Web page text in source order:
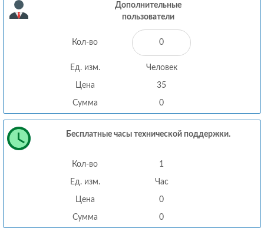
Дополнительные
пользователи
Кол-во
Ед. изм. Человек
Цена 35
Сумма 0
Бесплатные часы технической поддержки.
Кол-во 1
Ед. изм. Час
Цена 0
Сумма 0